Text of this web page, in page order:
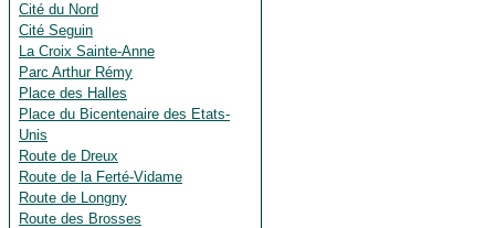
Cité du Nord
Cité Seguin
La Croix Sainte-Anne
Parc Arthur Rémy
Place des Halles
Place du Bicentenaire des Etats-
Unis
Route de Dreux
Route de la Ferté-Vidame
Route de Longny
Route des Brosses